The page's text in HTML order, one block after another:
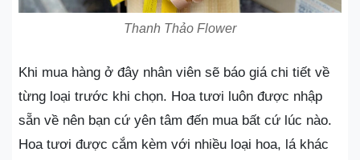
Thanh Thảo Flower
Khi mua hàng ở đây nhân viên sẽ báo giá chi tiết về
từng loại trước khi chọn. Hoa tươi luôn được nhập
sẵn về nên bạn cứ yên tâm đến mua bất cứ lúc nào.
Hoa tươi được cắm kèm với nhiều loại hoa, lá khác